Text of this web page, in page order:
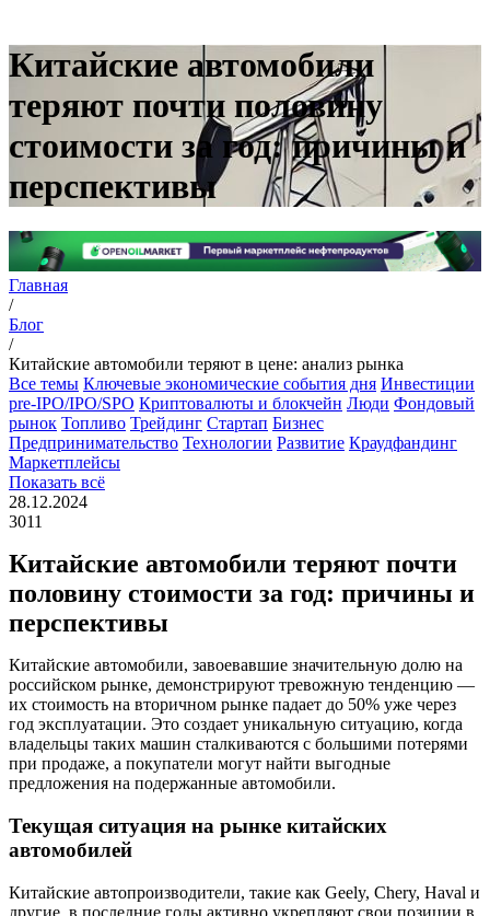
Китайские автомобили
теряют почти половину
стоимости за год: причины и
перспективы
Главная
/
Блог
/
Китайские автомобили теряют в цене: анализ рынка
Все темы Ключевые экономические события дня Инвестиции
pre-IPO/IPO/SPO Криптовалюты и блокчейн Люди Фондовый
рынок Топливо Трейдинг Стартап Бизнес
Предпринимательство Технологии Развитие Краудфандинг
Маркетплейсы
Показать всё
28.12.2024
3011
Китайские автомобили теряют почти
половину стоимости за год: причины и
перспективы
Китайские автомобили, завоевавшие значительную долю на
российском рынке, демонстрируют тревожную тенденцию —
их стоимость на вторичном рынке падает до 50% уже через
год эксплуатации. Это создает уникальную ситуацию, когда
владельцы таких машин сталкиваются с большими потерями
при продаже, а покупатели могут найти выгодные
предложения на подержанные автомобили.
Текущая ситуация на рынке китайских
автомобилей
Китайские автопроизводители, такие как Geely, Chery, Haval и
другие, в последние годы активно укрепляют свои позиции в